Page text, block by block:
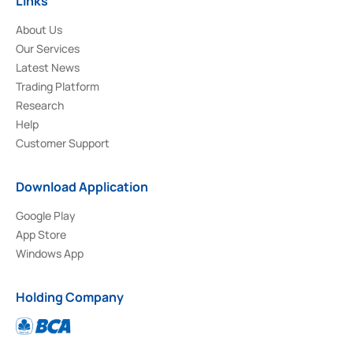
About Us
Our Services
Latest News
Trading Platform
Research
Help
Customer Support
Download Application
Google Play
App Store
Windows App
Holding Company